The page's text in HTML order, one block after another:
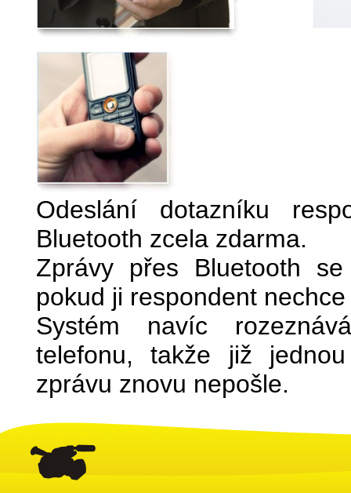
Odeslání dotazníku
Bluetooth zcela zdarma.
Zprávy přes Bluetooth
pokud ji respondent
Systém navíc
telefonu, takže již
zprávu znovu nepošle.